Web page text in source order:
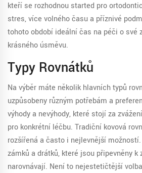
kteří se rozhodnou started pro
stres, více volného času a příznivé
tohoto období ideální čas na péči o své
krásného úsměvu.
Typy Rovnátků
Na výběr máte několik hlavních typů
uzpůsobeny různým potřebám a
výhody a nevýhody, které stojí za
pro konkrétní léčbu. Tradiční kovová
rozšířená a často i nejlevnější
zámků a drátků, které jsou připevněny k
narovnávají. Není to nejestetičtější